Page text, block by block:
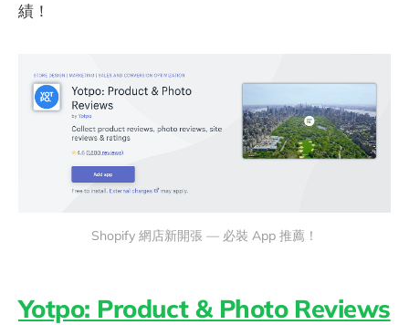
績！
Shopify 網店新開張 — 必裝 App 推薦！
Yotpo: Product & Photo Reviews